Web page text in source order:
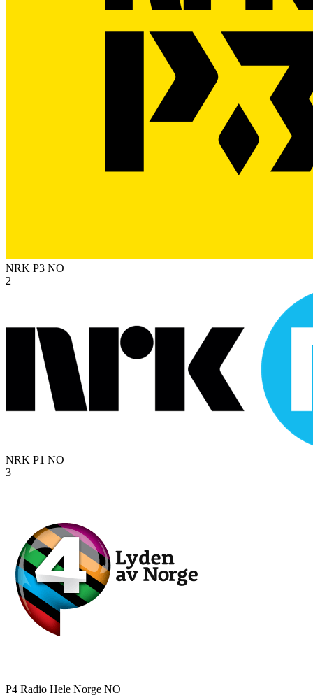
NRK P3 NO
2
NRK P1 NO
3
P4 Radio Hele Norge NO